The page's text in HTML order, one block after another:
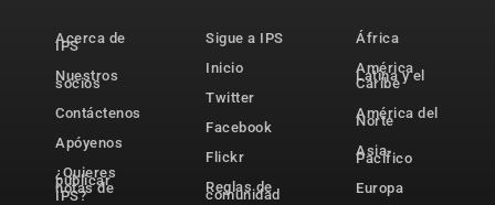
Acerca de
IPS
Nuestros
socios
Contáctenos
Apóyenos
¿Quieres
publicar
notas de
IPS?
Sigue a IPS
Inicio
Twitter
Facebook
Flickr
Reglas de
comunidad
África
América
Latina y el
Caribe
América del
Norte
Asia-
Pacífico
Europa